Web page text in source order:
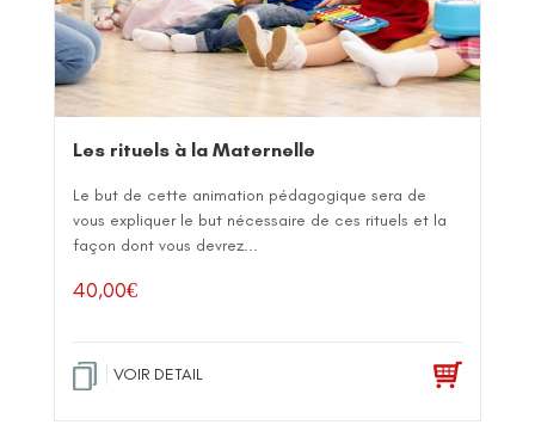
Les rituels à la Maternelle
Le but de cette animation pédagogique sera de
vous expliquer le but nécessaire de ces rituels et la
façon dont vous devrez...
40,00€
VOIR DETAIL